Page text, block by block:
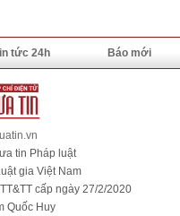
tức 24h Báo mới
tin Pháp luật
gia Việt Nam
cấp ngày 27/2/2020
Quốc Huy